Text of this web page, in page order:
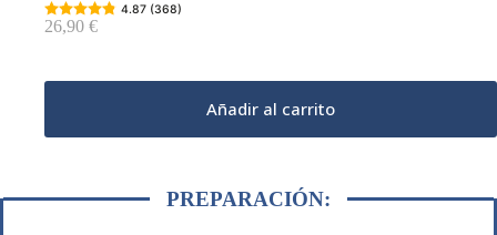
4.87 (368)
26,90 €
Añadir al carrito
PREPARACIÓN: